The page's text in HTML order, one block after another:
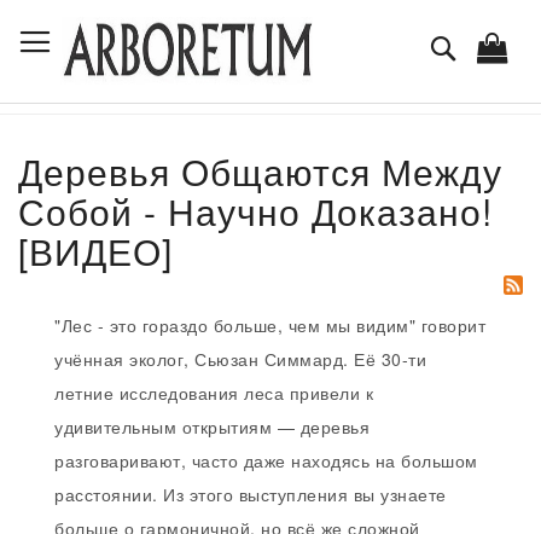
to
Content
Поиск
Деревья Общаются Между
Собой - Научно Доказано!
[ВИДЕО]
"Лес - это гораздо больше, чем мы видим" говорит
учённая эколог, Сьюзан Симмард. Её 30-ти
летние исследования леса привели к
удивительным открытиям — деревья
разговаривают, часто даже находясь на большом
расстоянии. Из этого выступления вы узнаете
больше о гармоничной, но всё же сложной